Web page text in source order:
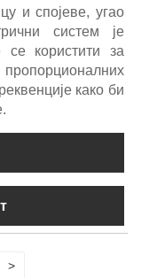
и спојеве, угао
систем је
се користити за
како би
>